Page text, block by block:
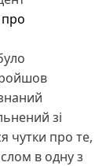
про
зі
чутки про те,
в одну з